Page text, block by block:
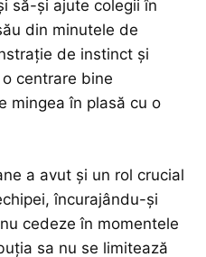
să-și ajute colegii în
din minutele de
de instinct și
centrare bine
mingea în plasă cu o
a avut și un rol crucial
încurajându-și
cedeze în momentele
sa nu se limitează